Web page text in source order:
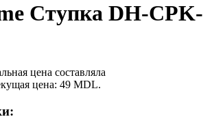
Ступка DH-CPK-
цена составляла
цена: 49 MDL.